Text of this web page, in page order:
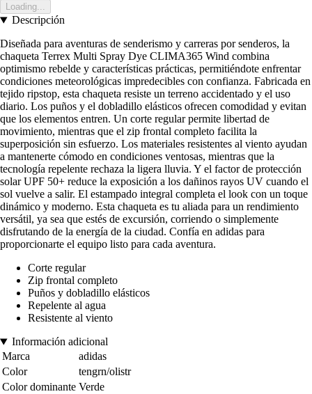
Loading...
Descripción
Diseñada para aventuras de senderismo y carreras por senderos, la
chaqueta Terrex Multi Spray Dye CLIMA365 Wind combina
optimismo rebelde y características prácticas, permitiéndote enfrentar
condiciones meteorológicas impredecibles con confianza. Fabricada en
tejido ripstop, esta chaqueta resiste un terreno accidentado y el uso
diario. Los puños y el dobladillo elásticos ofrecen comodidad y evitan
que los elementos entren. Un corte regular permite libertad de
movimiento, mientras que el zip frontal completo facilita la
superposición sin esfuerzo. Los materiales resistentes al viento ayudan
a mantenerte cómodo en condiciones ventosas, mientras que la
tecnología repelente rechaza la ligera lluvia. Y el factor de protección
solar UPF 50+ reduce la exposición a los dañinos rayos UV cuando el
sol vuelve a salir. El estampado integral completa el look con un toque
dinámico y moderno. Esta chaqueta es tu aliada para un rendimiento
versátil, ya sea que estés de excursión, corriendo o simplemente
disfrutando de la energía de la ciudad. Confía en adidas para
proporcionarte el equipo listo para cada aventura.
Corte regular
Zip frontal completo
Puños y dobladillo elásticos
Repelente al agua
Resistente al viento
Información adicional
Marca
adidas
Color
tengrn/olistr
Color dominante Verde